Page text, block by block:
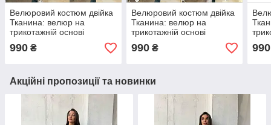
Велюровий костюм двійка
Тканина: велюр на
трикотажній основі
Розміри: 42-44, 46-48, 50-
52
990 ₴
Велюровий костюм двійка
Тканина: велюр на
трикотажній основі
Розміри: 42-44, 46-48, 50-
52
990₴
52
990
Акційні пропозиції та новинки